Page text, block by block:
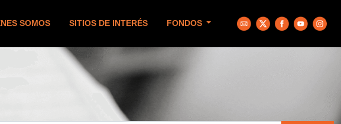
SOMOS SITIOS DE INTERÉS FONDOS